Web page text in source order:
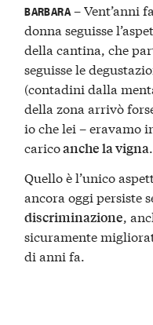
BARBARA– Vent’anni
donna seguisse
della cantina, che
seguisse le
(contadini dalla
della zona arrivò
io che lei – eravamo
caricoanche la vigna.
Quello è l’unico
ancora oggi persiste
discriminazione,
sicuramente
di anni fa.